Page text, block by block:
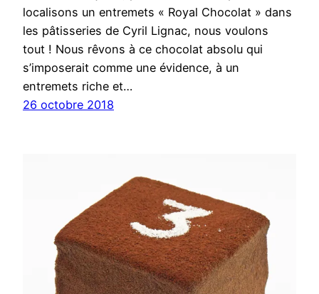
localisons un entremets « Royal Chocolat » dans
les pâtisseries de Cyril Lignac, nous voulons
tout ! Nous rêvons à ce chocolat absolu qui
s’imposerait comme une évidence, à un
entremets riche et…
26 octobre 2018